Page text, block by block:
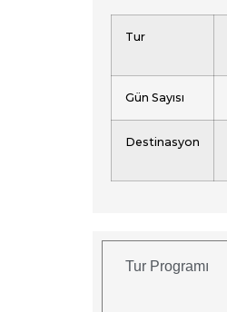
Tur
Gün Sayısı
Destinasyon
Tur Programı